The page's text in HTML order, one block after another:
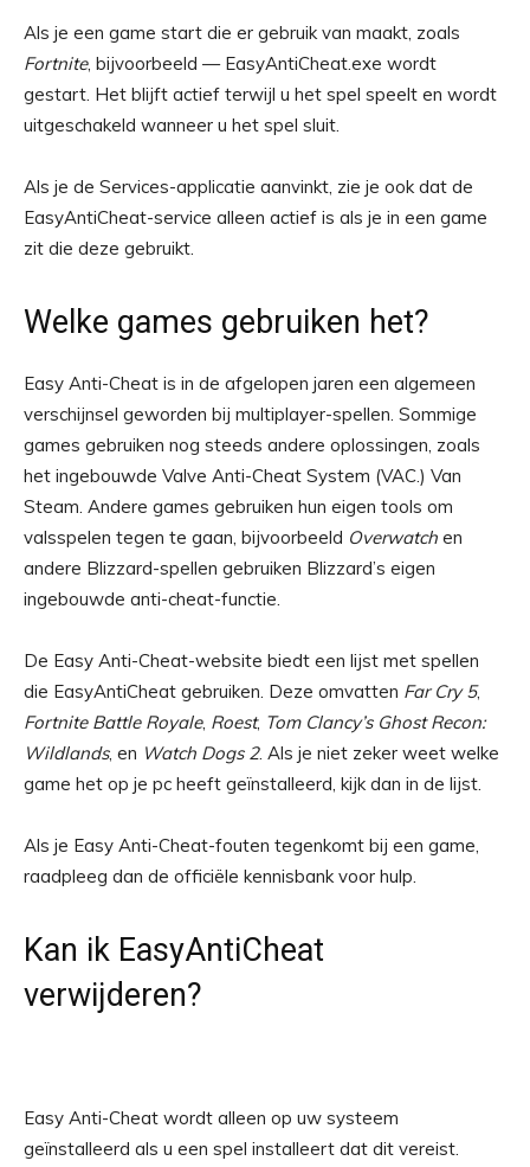
Als je een game start die er gebruik van maakt, zoals
Fortnite, bijvoorbeeld — EasyAntiCheat.exe wordt
gestart. Het blijft actief terwijl u het spel speelt en wordt
uitgeschakeld wanneer u het spel sluit.
Als je de Services-applicatie aanvinkt, zie je ook dat de
EasyAntiCheat-service alleen actief is als je in een game
zit die deze gebruikt.
Welke games gebruiken het?
Easy Anti-Cheat is in de afgelopen jaren een algemeen
verschijnsel geworden bij multiplayer-spellen. Sommige
games gebruiken nog steeds andere oplossingen, zoals
het ingebouwde Valve Anti-Cheat System (VAC.) Van
Steam. Andere games gebruiken hun eigen tools om
valsspelen tegen te gaan, bijvoorbeeld Overwatch en
andere Blizzard-spellen gebruiken Blizzard’s eigen
ingebouwde anti-cheat-functie.
De Easy Anti-Cheat-website biedt een lijst met spellen
die EasyAntiCheat gebruiken. Deze omvatten Far Cry 5,
Fortnite Battle Royale, Roest, Tom Clancy’s Ghost Recon:
Wildlands, en Watch Dogs 2. Als je niet zeker weet welke
game het op je pc heeft geïnstalleerd, kijk dan in de lijst.
Als je Easy Anti-Cheat-fouten tegenkomt bij een game,
raadpleeg dan de officiële kennisbank voor hulp.
Kan ik EasyAntiCheat
verwijderen?
Easy Anti-Cheat wordt alleen op uw systeem
geïnstalleerd als u een spel installeert dat dit vereist.